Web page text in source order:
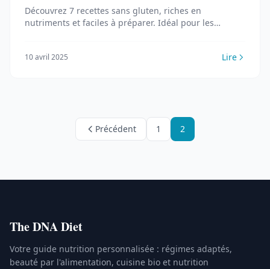
Découvrez 7 recettes sans gluten, riches en
nutriments et faciles à préparer. Idéal pour les
10 avril 2025 Lire
Précédent 1 2
The DNA Diet
Votre guide nutrition personnalisée : régimes adaptés,
beauté par l'alimentation, cuisine bio et nutrition